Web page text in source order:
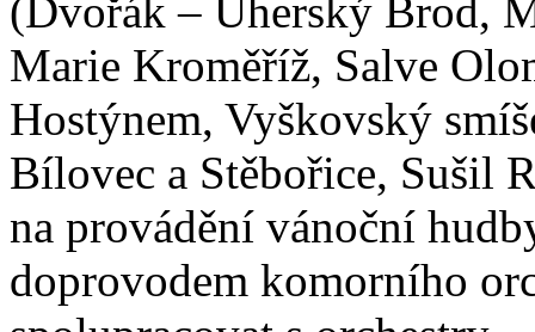
(Dvořák – Uherský Brod,
Marie Kroměříž, Salve
Hostýnem, Vyškovský
Bílovec a Stěbořice, Sušil
na provádění vánoční
doprovodem komorního